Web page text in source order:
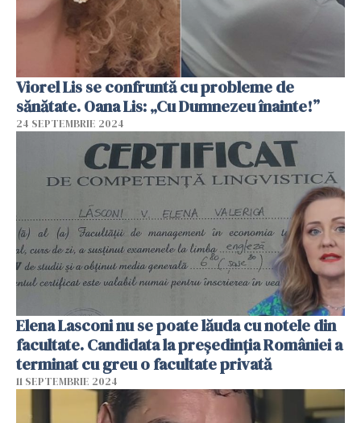
Viorel Lis se confruntă cu probleme de
sănătate. Oana Lis: „Cu Dumnezeu înainte!”
24 SEPTEMBRIE 2024
Elena Lasconi nu se poate lăuda cu notele din
facultate. Candidata la președinția României a
terminat cu greu o facultate privată
11 SEPTEMBRIE 2024